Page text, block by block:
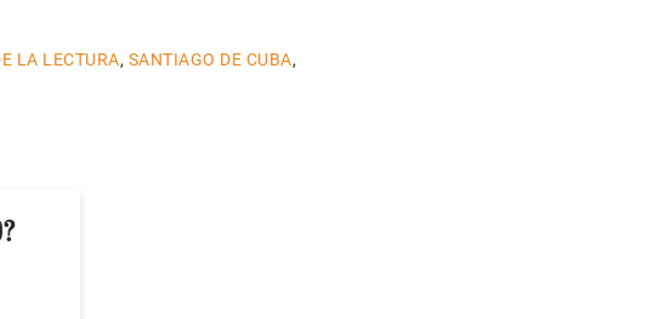
LA LECTURA, SANTIAGO DE CUBA,